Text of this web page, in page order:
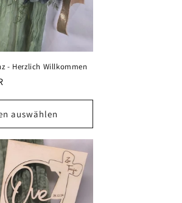
- Herzlich Willkommen
auswählen